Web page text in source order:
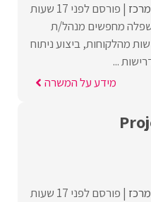
פורסם לפני 17 שעות
השפלה מחפשים מנהל/ת
מהלקוחות, ביצוע ניתוח
...
מידע על המשרה
פורסם לפני 17 שעות